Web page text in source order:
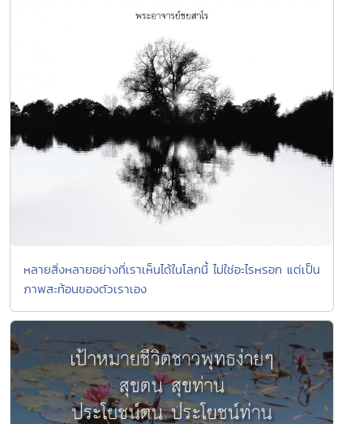
หลายสิ่งหลายอย่างที่เราเห็นได้ในโลกนี้ ไม่ใช่อะไรหรอก แต่เป็น
ภาพสะท้อนของตัวเราเอง